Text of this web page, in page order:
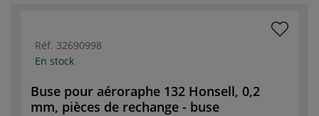
Réf. 32690998
En stock
Buse pour aéroraphe 132 Honsell, 0,2
mm, pièces de rechange - buse